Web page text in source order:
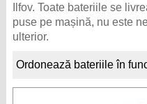
Ilfov. Toate bateriile se
puse pe mașină, nu este
ulterior.
Ordonează bateriile în